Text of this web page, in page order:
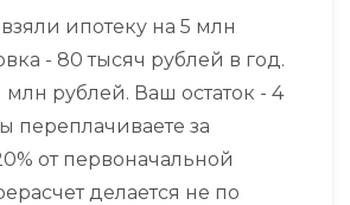
ипотеку на 5 млн
- 80 тысяч рублей в год.
млн рублей. Ваш остаток - 4
переплачиваете за
от первоначальной
делается не по